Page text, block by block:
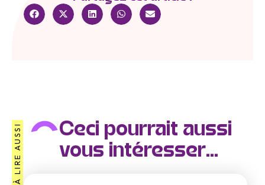
À LIRE AUSSI
Ceci pourrait aussi
vous intéresser...